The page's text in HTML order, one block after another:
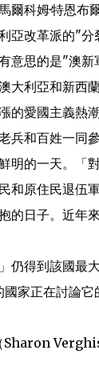
爾科姆·特恩布
亞改革派的"分
意思的是"澳
大利亞和新西
的愛國主義熱潮
兵和百姓一同
明的一天。「
和原住民退伍
的日子。近年
仍得到該國最
家正在討論它
Sharon